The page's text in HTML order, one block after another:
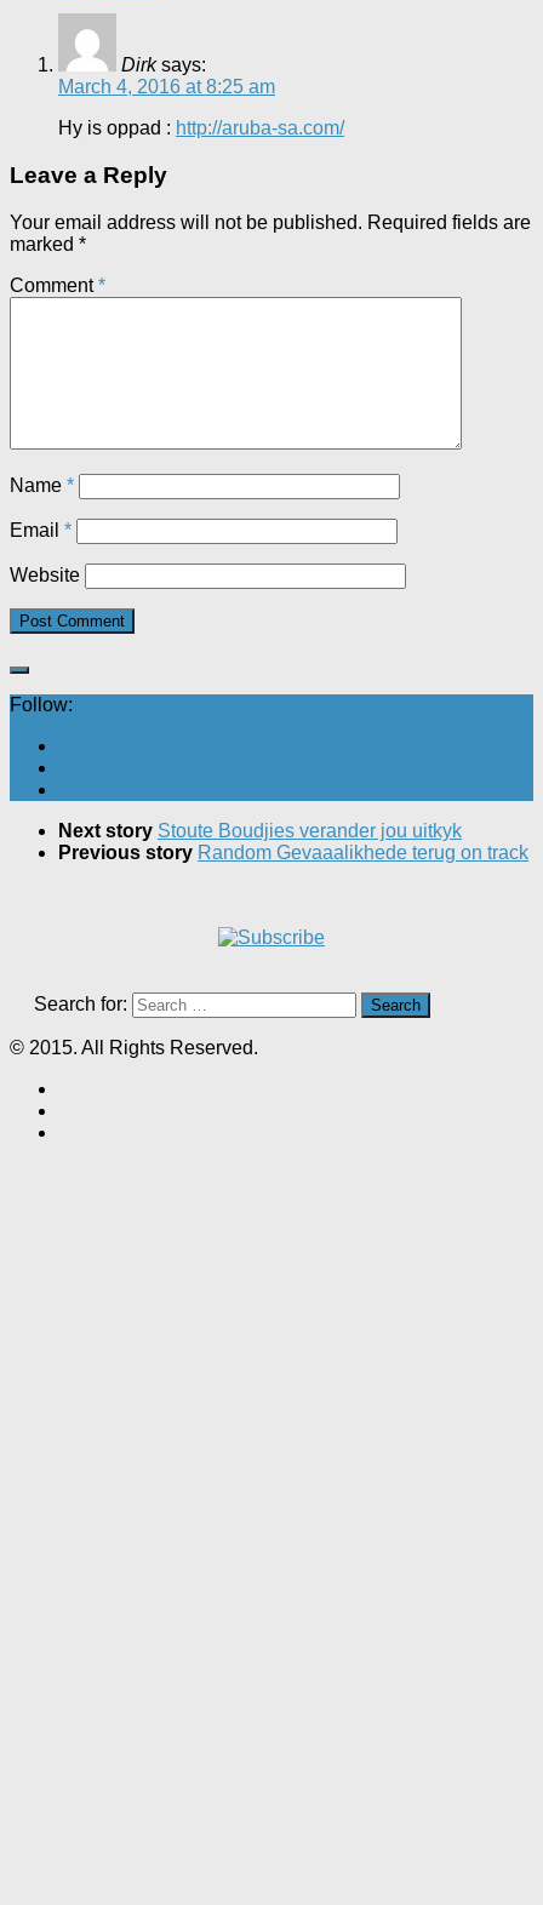
Dirk says:
March 4, 2016 at 8:25 am
Hy is oppad : http://aruba-sa.com/
Leave a Reply
Your email address will not be published. Required fields are
marked *
Comment*
Name *
Email *
Website
Follow:
Next story Stoute Boudjies verander jou uitkyk
Previous story Random Gevaaalikhede terug on track
Search for:
© 2015. All Rights Reserved.